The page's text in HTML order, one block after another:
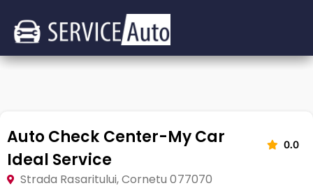
Auto Check Center-My Car
Ideal Service
0.0
Strada Rasaritului, Cornetu 077070